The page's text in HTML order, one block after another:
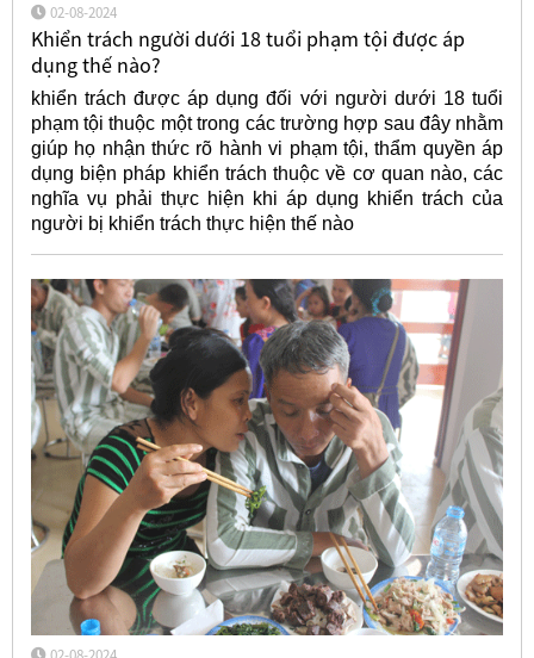
02-08-2024
Khiển trách người dưới 18 tuổi phạm tội được áp
dụng thế nào?
khiển trách được áp dụng đối với người dưới 18 tuổi
phạm tội thuộc một trong các trường hợp sau đây nhằm
giúp họ nhận thức rõ hành vi phạm tội, thẩm quyền áp
dụng biện pháp khiển trách thuộc về cơ quan nào, các
nghĩa vụ phải thực hiện khi áp dụng khiển trách của
người bị khiển trách thực hiện thế nào